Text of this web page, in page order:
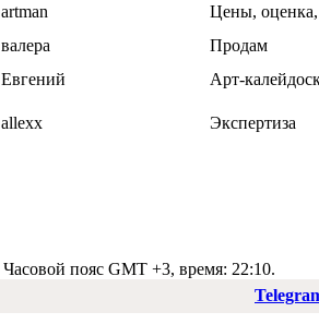
artman Цены, оценка,
валера Продам
Евгений Арт-
allexx Экспертиза
Часовой пояс GMT +3, время: 22:10.